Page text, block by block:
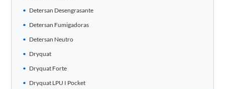
Detersan Desengrasante
Detersan Fumigadoras
Detersan Neutro
Dryquat
Dryquat Forte
Dryquat LPU I Pocket